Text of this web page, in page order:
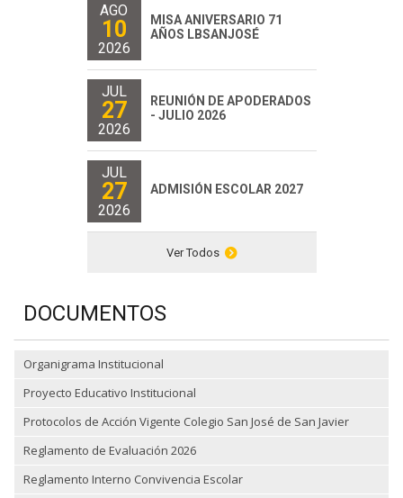
AGO
10
2026
MISA ANIVERSARIO 71
AÑOS LBSANJOSÉ
JUL
27
2026
REUNIÓN DE APODERADOS
- JULIO 2026
JUL
27
2026
ADMISIÓN ESCOLAR 2027
Ver Todos
DOCUMENTOS
Organigrama Institucional
Proyecto Educativo Institucional
Protocolos de Acción Vigente Colegio San José de San Javier
Reglamento de Evaluación 2026
Reglamento Interno Convivencia Escolar